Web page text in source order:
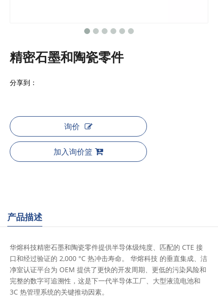
精密石墨和陶瓷零件
分享到：
询价
加入询价篮
产品描述
华熔科技精密石墨和陶瓷零件提供半导体级纯度、匹配的 CTE 接
口和经过验证的 2,000 °C 热冲击寿命。 华熔科技 的垂直集成、洁
净室认证平台为 OEM 提供了更快的开发周期、更低的污染风险和
完整的数字可追溯性，这是下一代半导体工厂、大型液流电池和
3C 热管理系统的关键推动因素。